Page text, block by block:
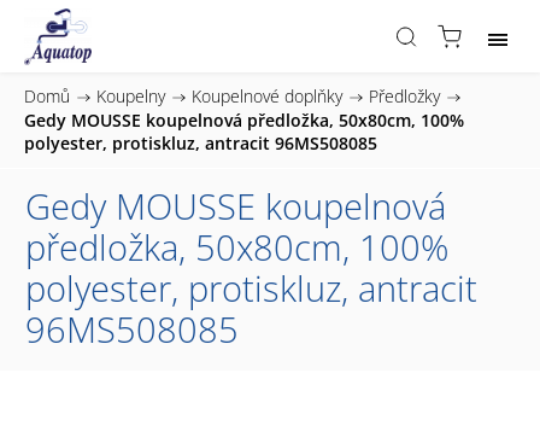
Domů / Koupelny / Koupelnové doplňky / Předložky /
Gedy MOUSSE koupelnová předložka, 50x80cm, 100%
polyester, protiskluz, antracit 96MS508085
Gedy MOUSSE koupelnová
předložka, 50x80cm, 100%
polyester, protiskluz, antracit
96MS508085